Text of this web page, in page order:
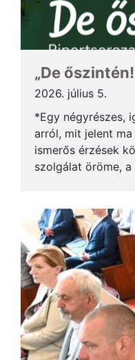
„De
2026. július 5.
*Egy négyrészes,
arról, mit jelent
ismerős érzések
szolgálat öröme,